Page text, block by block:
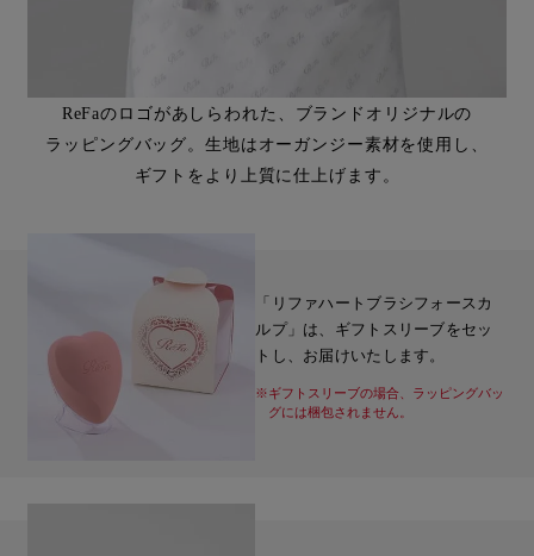
ReFaのロゴがあしらわれた、ブランドオリジナルの
ラッピングバッグ。生地はオーガンジー素材を使用し、
ギフトをより上質に仕上げます。
「リファハートブラシフォースカ
ルプ」は、ギフトスリーブをセッ
トし、お届けいたします。
※ギフトスリーブの場合、ラッピングバッ
グには梱包されません。